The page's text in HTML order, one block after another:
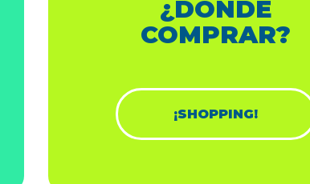
¿DÓNDE
COMPRAR?
¡SHOPPING!